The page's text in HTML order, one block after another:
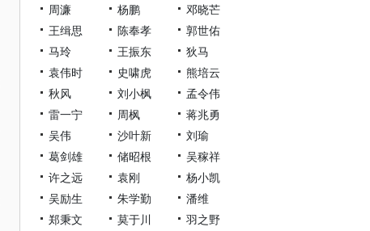
周濂
杨鹏
邓晓芒
王缉思
陈奉孝
郭世佑
马玲
王振东
狄马
袁伟时
史啸虎
熊培云
秋风
刘小枫
孟令伟
雷一宁
周枫
蒋兆勇
吴伟
沙叶新
刘瑜
葛剑雄
储昭根
吴稼祥
许之远
袁刚
杨小凯
吴励生
朱学勤
潘维
郑秉文
莫于川
羽之野